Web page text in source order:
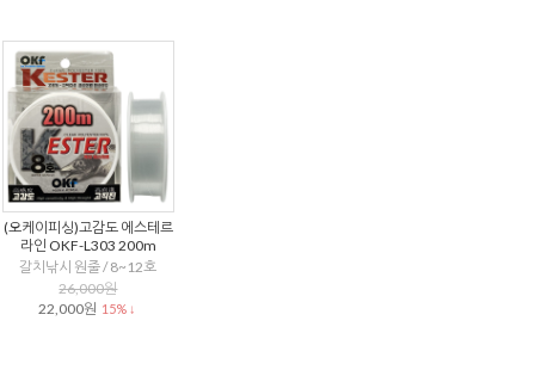
(오케이피싱)고감도 에스테르
라인 OKF-L303 200m
갈치낚시 원줄 / 8~12호
26,000원
22,000원 15% ↓